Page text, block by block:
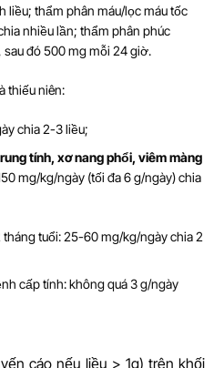
liều; thẩm phân máu/lọc máu tốc
nhiều lần; thẩm phân phúc
sau đó 500 mg mỗi 24 giờ.
thiếu niên:
chia 2-3 liều;
tính, xơ nang phổi, viêm màng
mg/kg/ngày (tối đa 6 g/ngày) chia
tuổi: 25-60 mg/kg/ngày chia 2
cấp tính: không quá 3 g/ngày
cáo nếu liều > 1g) trên khối